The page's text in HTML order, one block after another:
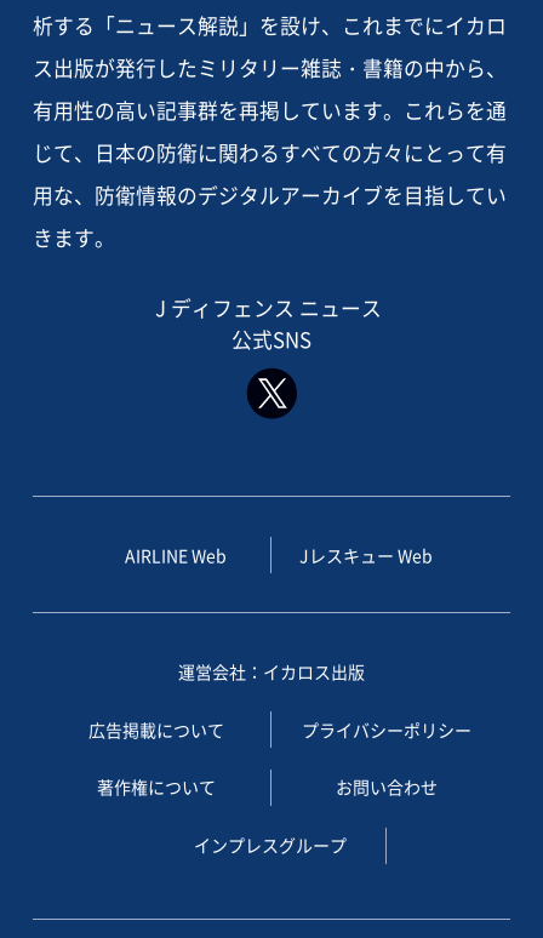
析する「ニュース解説」を設け、これまでにイカロ
ス出版が発行したミリタリー雑誌・書籍の中から、
有用性の高い記事群を再掲しています。これらを通
じて、日本の防衛に関わるすべての方々にとって有
用な、防衛情報のデジタルアーカイブを目指してい
きます。
J ディフェンス ニュース
公式SNS
AIRLINE Web Jレスキュー Web
運営会社：イカロス出版
広告掲載について プライバシーポリシー
著作権について お問い合わせ
インプレスグループ